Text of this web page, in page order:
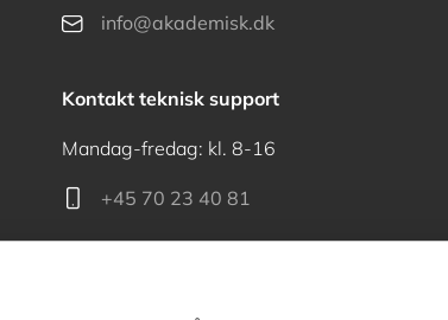
info@akademisk.dk
Kontakt teknisk support
Mandag-fredag: kl. 8-16
+45 70 23 40 81